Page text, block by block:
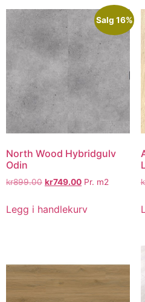
Salg 16%
North Wood Hybridgulv
Odin
kr899.00 kr749.00 Pr. m2
Legg i handlekurv